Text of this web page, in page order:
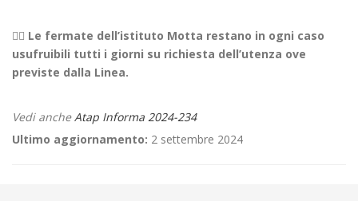
👉🏻 Le fermate dell’istituto Motta restano in ogni caso
usufruibili tutti i giorni su richiesta dell’utenza ove
previste dalla Linea.
Vedi ancheAtap Informa 2024-234
Ultimo aggiornamento: 2 settembre 2024